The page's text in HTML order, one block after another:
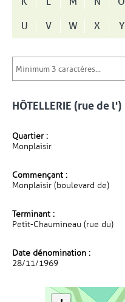
U
V W X Y
HÔTELLERIE (rue de l')
Quartier :
Monplaisir
Commençant :
Monplaisir (boulevard de)
Terminant :
Petit-Chaumineau (rue du)
Date dénomination :
28/11/1969